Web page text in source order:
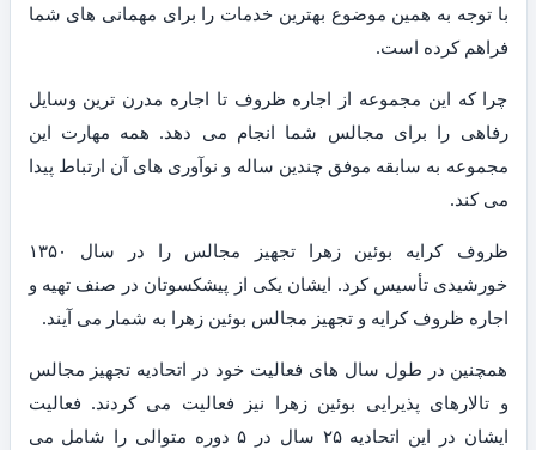
با توجه به همین موضوع بهترین خدمات را برای مهمانی های شما
فراهم کرده است.
چرا که این مجموعه از اجاره ظروف تا اجاره مدرن ترین وسایل
رفاهی را برای مجالس شما انجام می دهد. همه مهارت این
مجموعه به سابقه موفق چندین ساله و نوآوری های آن ارتباط پیدا
می کند.
ظروف کرایه بوئین زهرا تجهیز مجالس را در سال ۱۳۵۰
خورشیدی تأسیس کرد. ایشان یکی از پیشکسوتان در صنف تهیه و
اجاره ظروف کرایه و تجهیز مجالس بوئین زهرا به شمار می آیند.
همچنین در طول سال های فعالیت خود در اتحادیه تجهیز مجالس
و تالارهای پذیرایی بوئین زهرا نیز فعالیت می کردند. فعالیت
ایشان در این اتحادیه ۲۵ سال در ۵ دوره متوالی را شامل می